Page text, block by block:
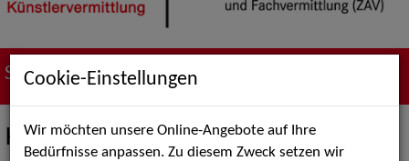
Suche nach Künstler*innen
Kanae Mito
Cookie-Einstellungen
Wir möchten unsere Online-Angebote auf Ihre
Bedürfnisse anpassen. Zu diesem Zweck setzen wir